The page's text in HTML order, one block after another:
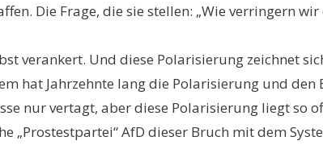
Die Frage, die sie stellen: „Wie verringern
verankert. Und diese Polarisierung zeichnet
hat Jahrzehnte lang die Polarisierung und den
nur vertagt, aber diese Polarisierung liegt so
„Prostestpartei“ AfD dieser Bruch mit dem